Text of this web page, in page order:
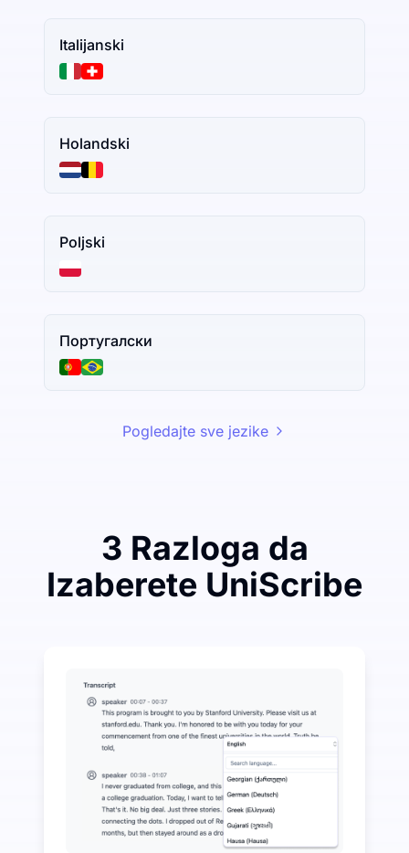
Italijanski
Holandski
Poljski
Португалски
Pogledajte sve jezike
3 Razloga da
Izaberete UniScribe
UniScribe nudi 120 minuta besplatne transkripcije
Više AI funkcija dostupno osim pretvaranja zvuka u
Automatski generišite sažetke, mentalne mape i